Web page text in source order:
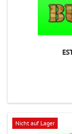
Nicht auf Lager